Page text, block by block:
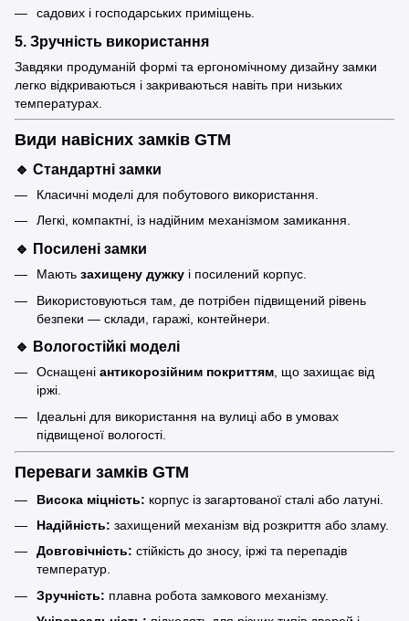
садових і господарських приміщень.
5. Зручність використання
Завдяки продуманій формі та ергономічному дизайну замки
легко відкриваються і закриваються навіть при низьких
температурах.
Види навісних замків GTM
🔹 Стандартні замки
Класичні моделі для побутового використання.
Легкі, компактні, із надійним механізмом замикання.
🔹 Посилені замки
Мають захищену дужку і посилений корпус.
Використовуються там, де потрібен підвищений рівень
безпеки — склади, гаражі, контейнери.
🔹 Вологостійкі моделі
Оснащені антикорозійним покриттям, що захищає від
іржі.
Ідеальні для використання на вулиці або в умовах
підвищеної вологості.
Переваги замків GTM
Висока міцність: корпус із загартованої сталі або латуні.
Надійність: захищений механізм від розкриття або зламу.
Довговічність: стійкість до зносу, іржі та перепадів
температур.
Зручність: плавна робота замкового механізму.